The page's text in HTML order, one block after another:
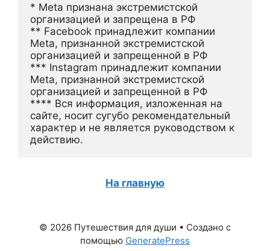
* Meta признана экстремистской
организацией и запрещена в РФ
** Facebook принадлежит компании
Meta, признанной экстремистской
организацией и запрещенной в РФ
*** Instagram принадлежит компании
Meta, признанной экстремистской
организацией и запрещенной в РФ
**** Вся информация, изложенная на
сайте, носит сугубо рекомендательный
характер и не является руководством к
действию.
На главную
© 2026 Путешествия для души • Создано с
помощью GeneratePress